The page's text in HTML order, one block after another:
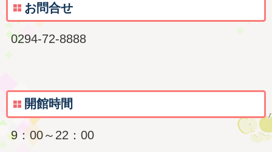
お問合せ
0294-72-8888
開館時間
9：00～22：00